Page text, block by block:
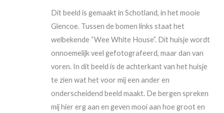
Dit beeld is gemaakt in Schotland, in het mooie
Glencoe. Tussen de bomen links staat het
welbekende “Wee White House”. Dit huisje wordt
onnoemelijk veel gefotografeerd, maar dan van
voren. In dit beeld is de achterkant van het huisje
te zien wat het voor mij een ander en
onderscheidend beeld maakt. De bergen spreken
mij hier erg aan en geven mooi aan hoe groot en